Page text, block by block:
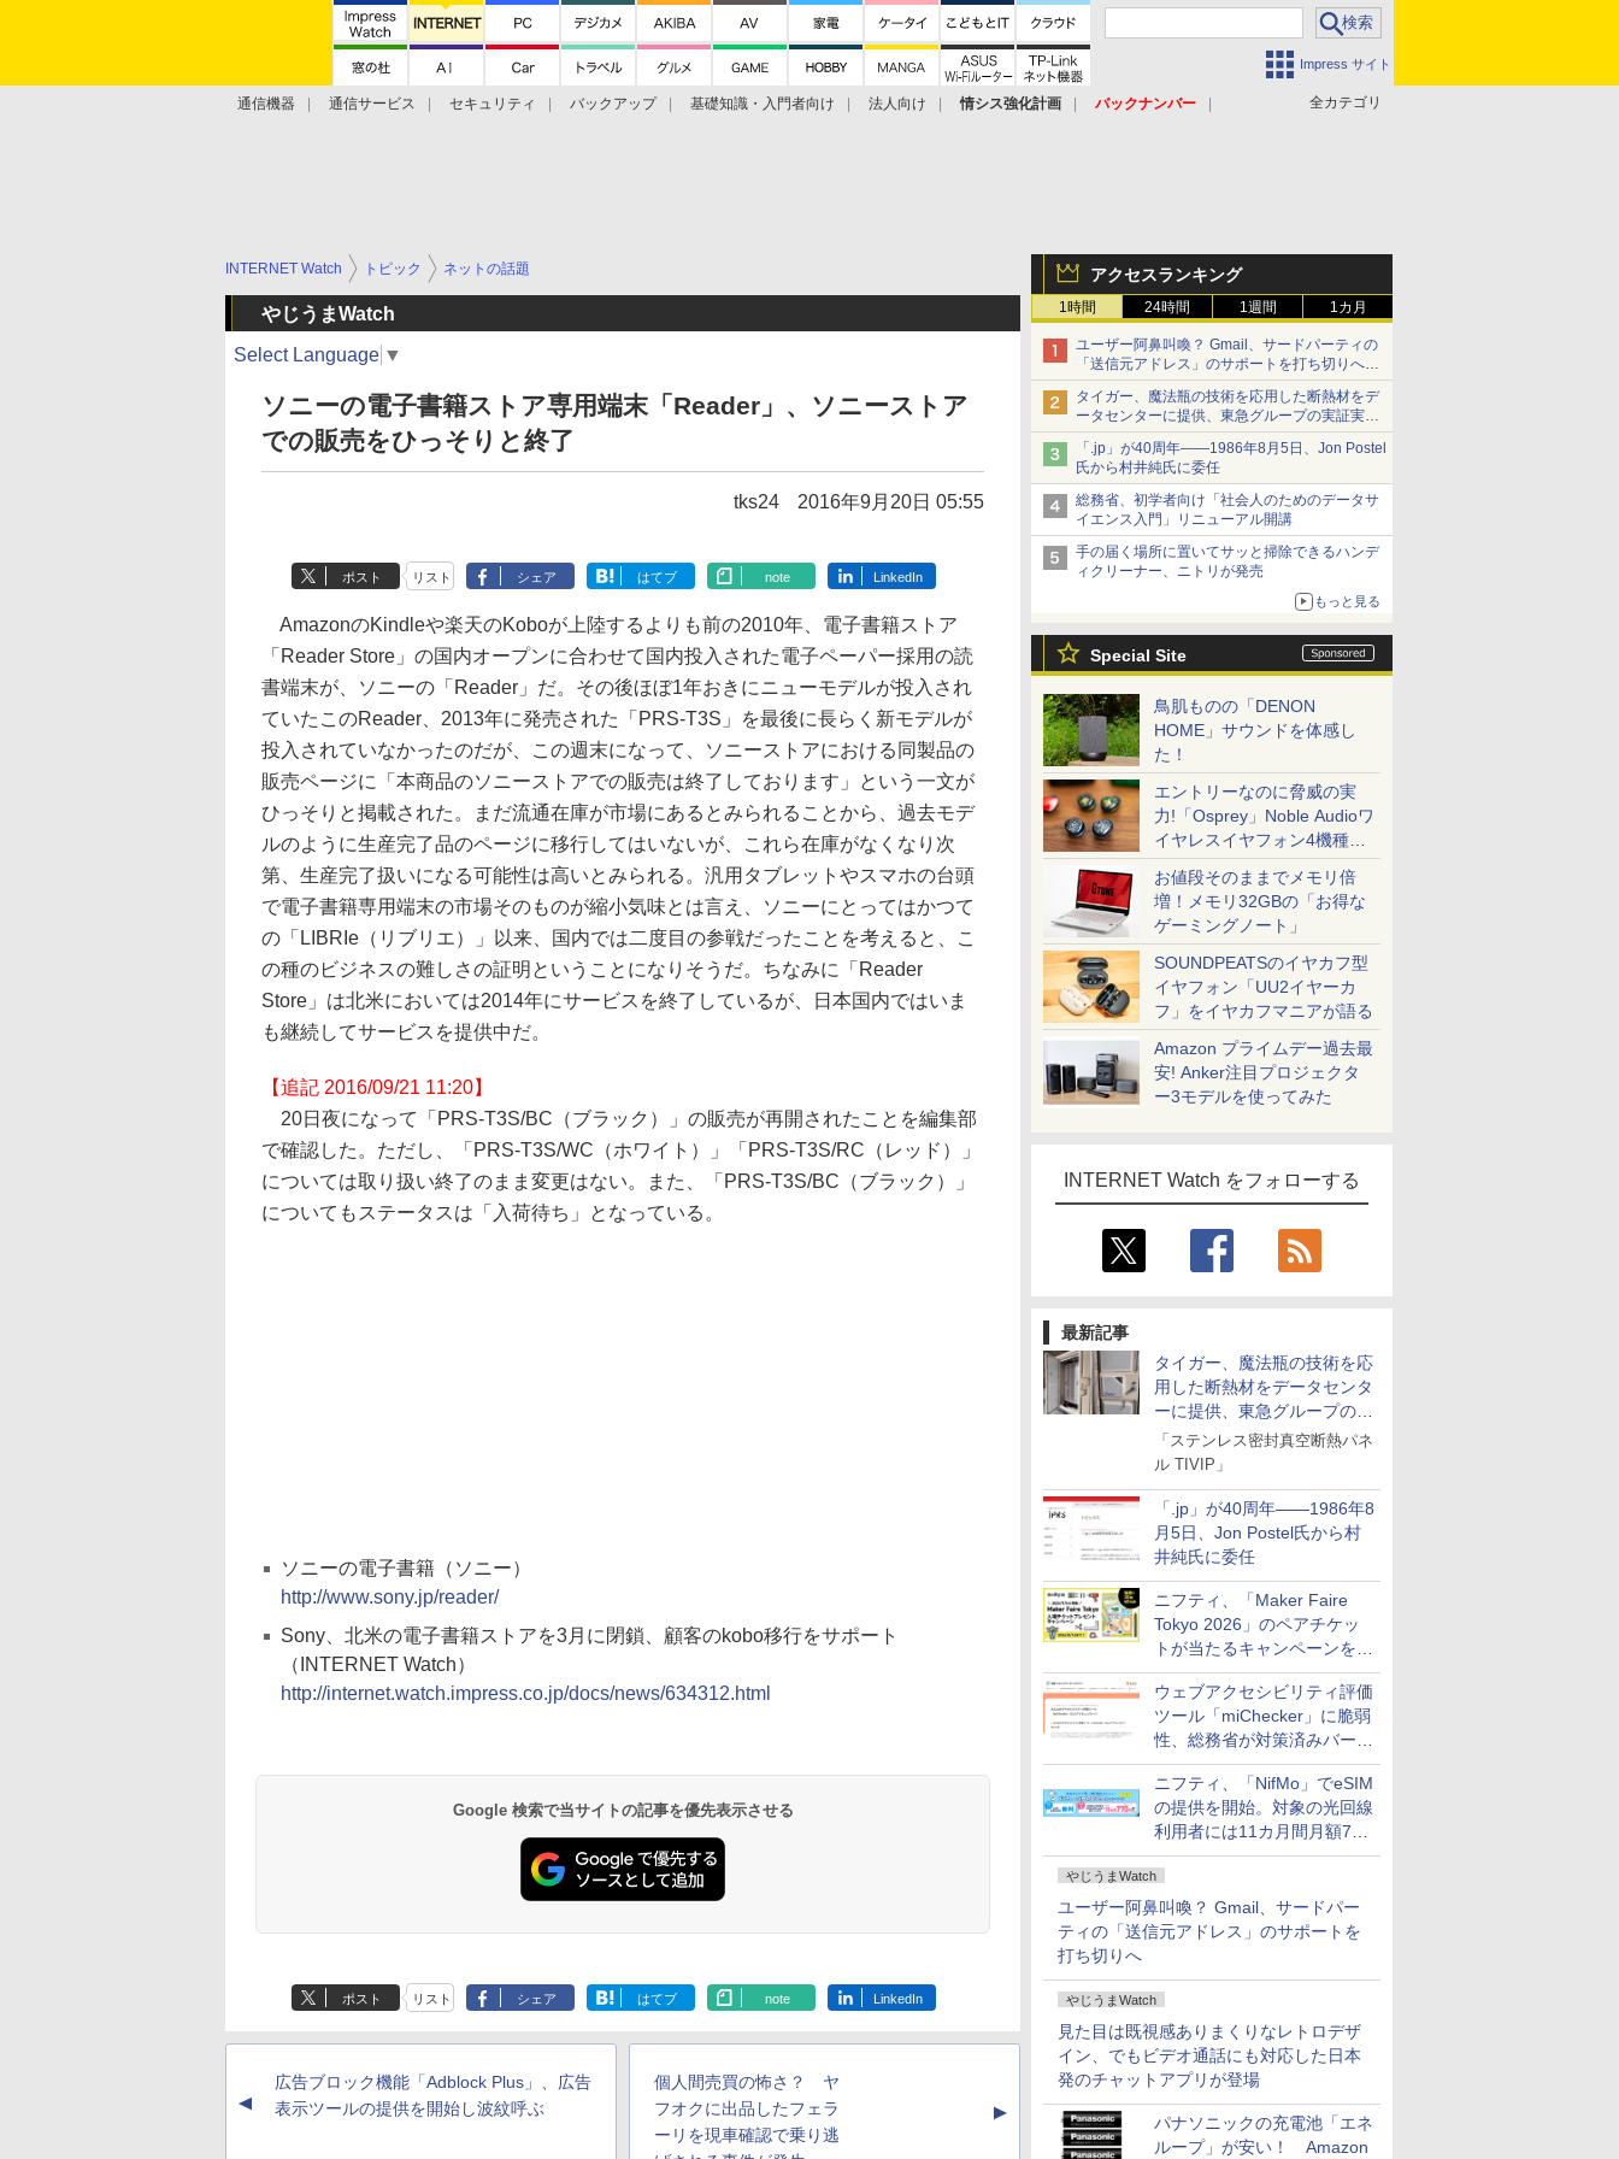
Impress サイト
全カテゴリ
通信機器 通信サービス セキュリティ バックアップ 基礎知識・入門者向け 法人向け 情シス強化計画
バックナンバー
アクセスランキング
1時間 24時間 1週間 1カ月
ユーザー阿鼻叫喚？ Gmail、サードパーティの
「送信元アドレス」のサポートを打ち切りへ
【やじうまWatch】
タイガー、魔法瓶の技術を応用した断熱材をデ
ータセンターに提供、東急グループの実証実験
で 「ステンレス密封真空断熱パネル TIVIP」
「.jp」が40周年――1986年8月5日、Jon Postel
氏から村井純氏に委任
総務省、初学者向け「社会人のためのデータサ
イエンス入門」リニューアル開講
手の届く場所に置いてサッと掃除できるハンデ
ィクリーナー、ニトリが発売
もっと見る
Special Site
鳥肌ものの「DENON
HOME」サウンドを体感し
た！
エントリーなのに脅威の実
力!「Osprey」Noble Audioワ
イヤレスイヤフォン4機種を
一気に聴く
お値段そのままでメモリ倍
増！メモリ32GBの「お得な
ゲーミングノート」
SOUNDPEATSのイヤカフ型
イヤフォン「UU2イヤーカ
フ」をイヤカフマニアが語る
Amazon プライムデー過去最
安! Anker注目プロジェクタ
ー3モデルを使ってみた
INTERNET Watch をフォローする
最新記事
タイガー、魔法瓶の技術を応
用した断熱材をデータセンタ
ーに提供、東急グループの実
証実験で
「ステンレス密封真空断熱パネ
ル TIVIP」
「.jp」が40周年――1986年8
月5日、Jon Postel氏から村
井純氏に委任
ニフティ、「Maker Faire
Tokyo 2026」のペアチケッ
トが当たるキャンペーンをX
で実施。8月16日まで
ウェブアクセシビリティ評価
ツール「miChecker」に脆弱
性、総務省が対策済みバージ
ョンへの更新を呼び掛け
ニフティ、「NifMo」でeSIM
の提供を開始。対象の光回線
利用者には11カ月間月額770
円割引のキャンペーン
やじうまWatch
ユーザー阿鼻叫喚？ Gmail、サードパー
ティの「送信元アドレス」のサポートを
打ち切りへ
やじうまWatch
見た目は既視感ありまくりなレトロデザ
イン、でもビデオ通話にも対応した日本
発のチャットアプリが登場
パナソニックの充電池「エネ
ループ」が安い！ Amazon
INTERNET Watch トピック ネットの話題
やじうまWatch
Select Language ▼
ソニーの電子書籍ストア専用端末「Reader」、ソニーストア
での販売をひっそりと終了
tks24 2016年9月20日 05:55
ポスト リスト シェア はてブ note LinkedIn
AmazonのKindleや楽天のKoboが上陸するよりも前の2010年、電子書籍ストア
「Reader Store」の国内オープンに合わせて国内投入された電子ペーパー採用の読
書端末が、ソニーの「Reader」だ。その後ほぼ1年おきにニューモデルが投入され
ていたこのReader、2013年に発売された「PRS-T3S」を最後に長らく新モデルが
投入されていなかったのだが、この週末になって、ソニーストアにおける同製品の
販売ページに「本商品のソニーストアでの販売は終了しております」という一文が
ひっそりと掲載された。まだ流通在庫が市場にあるとみられることから、過去モデ
ルのように生産完了品のページに移行してはいないが、これら在庫がなくなり次
第、生産完了扱いになる可能性は高いとみられる。汎用タブレットやスマホの台頭
で電子書籍専用端末の市場そのものが縮小気味とは言え、ソニーにとってはかつて
の「LIBRIe（リブリエ）」以来、国内では二度目の参戦だったことを考えると、こ
の種のビジネスの難しさの証明ということになりそうだ。ちなみに「Reader
Store」は北米においては2014年にサービスを終了しているが、日本国内ではいま
も継続してサービスを提供中だ。
【追記 2016/09/21 11:20】
20日夜になって「PRS-T3S/BC（ブラック）」の販売が再開されたことを編集部
で確認した。ただし、「PRS-T3S/WC（ホワイト）」「PRS-T3S/RC（レッド）」
については取り扱い終了のまま変更はない。また、「PRS-T3S/BC（ブラック）」
についてもステータスは「入荷待ち」となっている。
ソニーの電子書籍（ソニー）
http://www.sony.jp/reader/
Sony、北米の電子書籍ストアを3月に閉鎖、顧客のkobo移行をサポート
（INTERNET Watch）
http://internet.watch.impress.co.jp/docs/news/634312.html
Google 検索で当サイトの記事を優先表示させる
ポスト リスト シェア はてブ note LinkedIn
▲
広告ブロック機能「Adblock Plus」、広告
表示ツールの提供を開始し波紋呼ぶ
個人間売買の怖さ？ ヤ
フオクに出品したフェラ
ーリを現車確認で乗り逃
▲